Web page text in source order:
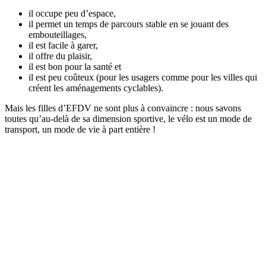
il occupe peu d’espace,
il permet un temps de parcours stable en se jouant des
embouteillages,
il est facile à garer,
il offre du plaisir,
il est bon pour la santé et
il est peu coûteux (pour les usagers comme pour les villes qui
créent les aménagements cyclables).
Mais les filles d’EFDV ne sont plus à convaincre : nous savons
toutes qu’au-delà de sa dimension sportive, le vélo est un mode de
transport, un mode de vie à part entière !